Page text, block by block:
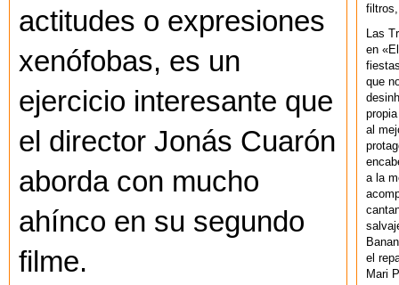
actitudes o expresiones
xenófobas, es un
ejercicio interesante que
el director Jonás Cuarón
aborda con mucho
ahínco en su segundo
filme.
filtros,
Las
en
que
al
a la
el
Mari